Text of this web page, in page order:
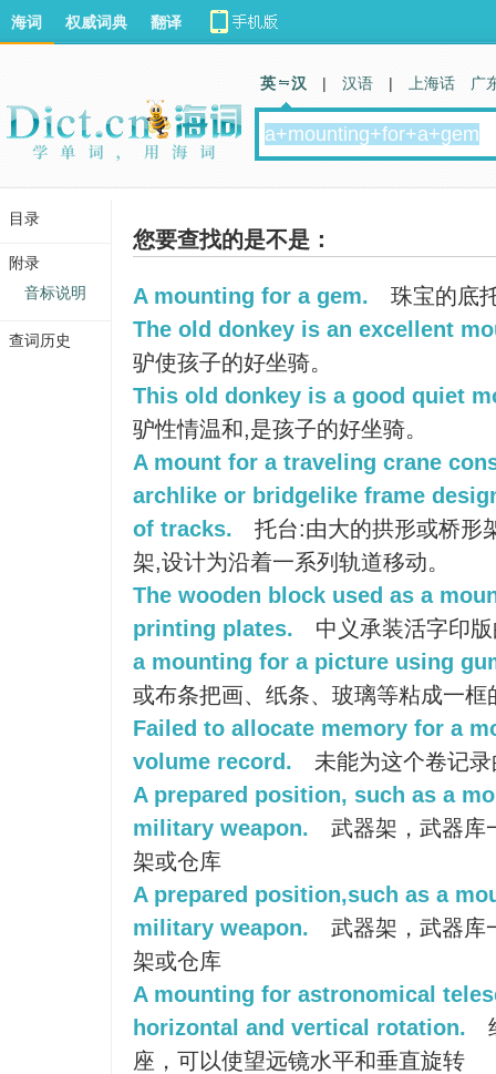
您要查找的是不是：
A mounting for a gem.
珠宝的底
The old donkey is an excellent
驴使孩子的好坐骑。
This old donkey is a good quiet
驴性情温和,是孩子的好坐骑。
A mount for a traveling crane
archlike or bridgelike frame
of tracks.
托台:由大的拱形或桥形
架,设计为沿着一系列轨道移动。
The wooden block used as a
printing plates.
中义承装活字印
a mounting for a picture using
或布条把画、纸条、玻璃等粘成一框
Failed to allocate memory for a
volume record.
未能为这个卷记
A prepared position, such as a
military weapon.
武器架，武器库
架或仓库
A prepared position,such as a
military weapon.
武器架，武器库
架或仓库
A mounting for astronomical
horizontal and vertical rotation.
座，可以使望远镜水平和垂直旋转
海词 权威词典 翻译
英 汉 | 汉语 | 上海话 广
目录
附录
音标说明
查词历史